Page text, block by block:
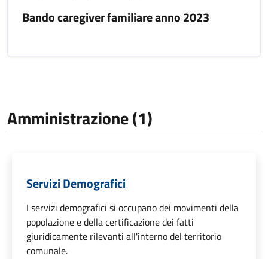
Bando caregiver familiare anno 2023
Amministrazione (1)
Servizi Demografici
I servizi demografici si occupano dei movimenti della
popolazione e della certificazione dei fatti
giuridicamente rilevanti all'interno del territorio
comunale.